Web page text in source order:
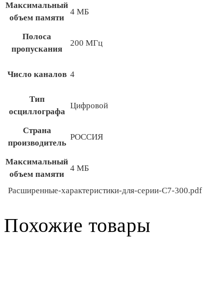
Максимальный
объем памяти
4 МБ
Полоса
пропускания
200 МГц
Число каналов 4
Тип
осциллографа
Цифровой
Страна
производитель
РОССИЯ
Максимальный
объем памяти
4 МБ
Расширенные-характеристики-для-серии-С7-300.pdf
Похожие товары